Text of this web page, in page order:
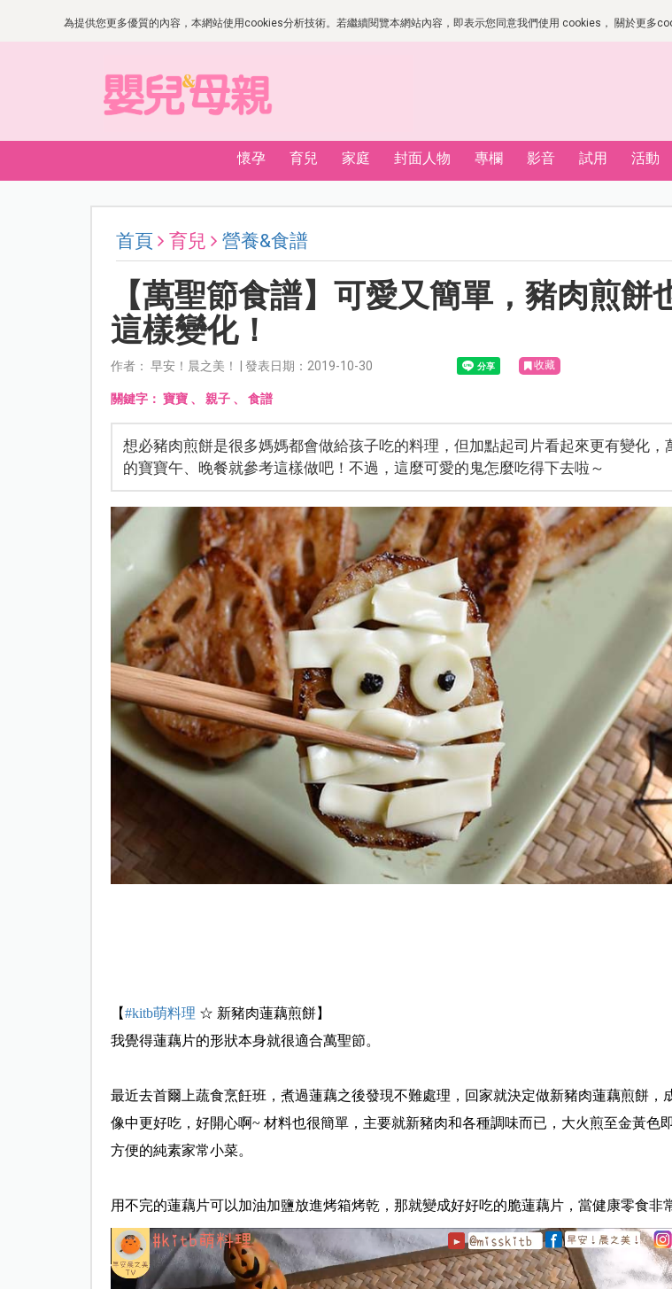
為提供您更多優質的內容，本網站使用cookies分析技術。若繼續閱覽本網站內容，即表示您同意我們使用 cookies， 關於更多
懷孕 育兒 家庭 封面人物 專欄 影音 試用 活動
首頁 育兒 營養&食譜
【萬聖節食譜】可愛又簡單，豬肉煎餅
這樣變化！
作者： 早安！晨之美！ | 發表日期：2019-10-30 收藏
關鍵字： 寶寶、 親子、 食譜
想必豬肉煎餅是很多媽媽都會做給孩子吃的料理，但加點起司片看起來更有變化，
的寶寶午、晚餐就參考這樣做吧！不過，這麼可愛的鬼怎麼吃得下去啦～
【#kitb萌料理 ☆ 新豬肉蓮藕煎餅】
我覺得蓮藕片的形狀本身就很適合萬聖節。
最近去首爾上蔬食烹飪班，煮過蓮藕之後發現不難處理，回家就決定做新豬肉蓮藕煎餅，
像中更好吃，好開心啊~ 材料也很簡單，主要就新豬肉和各種調味而已，大火煎至金黃色
方便的純素家常小菜。
用不完的蓮藕片可以加油加鹽放進烤箱烤乾，那就變成好好吃的脆蓮藕片，當健康零食非